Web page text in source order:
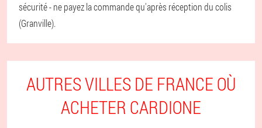
sécurité - ne payez la commande qu'après réception du colis
(Granville).
AUTRES VILLES DE FRANCE OÙ
ACHETER CARDIONE